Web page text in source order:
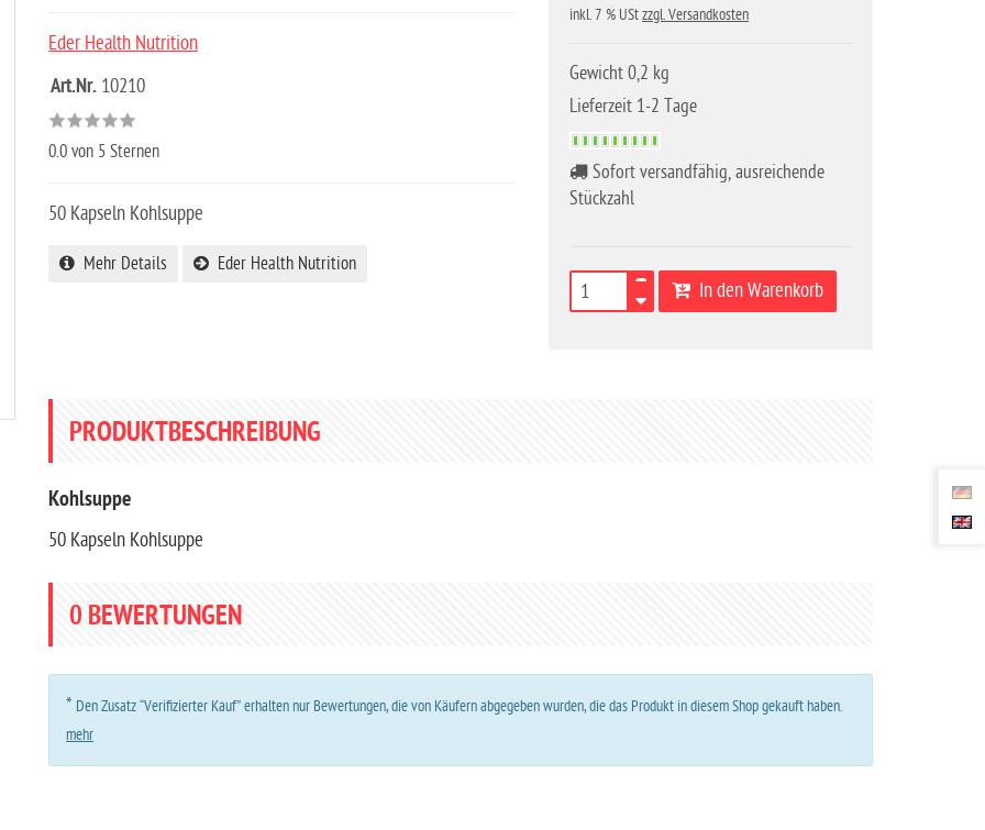
inkl. 7 % UStzzgl. Versandkosten
Gewicht 0,2 kg
Lieferzeit 1-2 Tage
Sofort versandfähig, ausreichende
Stückzahl
In den Warenkorb
Eder Health Nutrition
Art.Nr. 10210
0.0 von 5 Sternen
50 Kapseln Kohlsuppe
Mehr Details Eder Health Nutrition
PRODUKTBESCHREIBUNG
Kohlsuppe
50 Kapseln Kohlsuppe
0 BEWERTUNGEN
* Den Zusatz “Verifizierter Kauf” erhalten nur Bewertungen, die von Käufern abgegeben wurden, die das Produkt in diesem Shop gekauft haben.
mehr